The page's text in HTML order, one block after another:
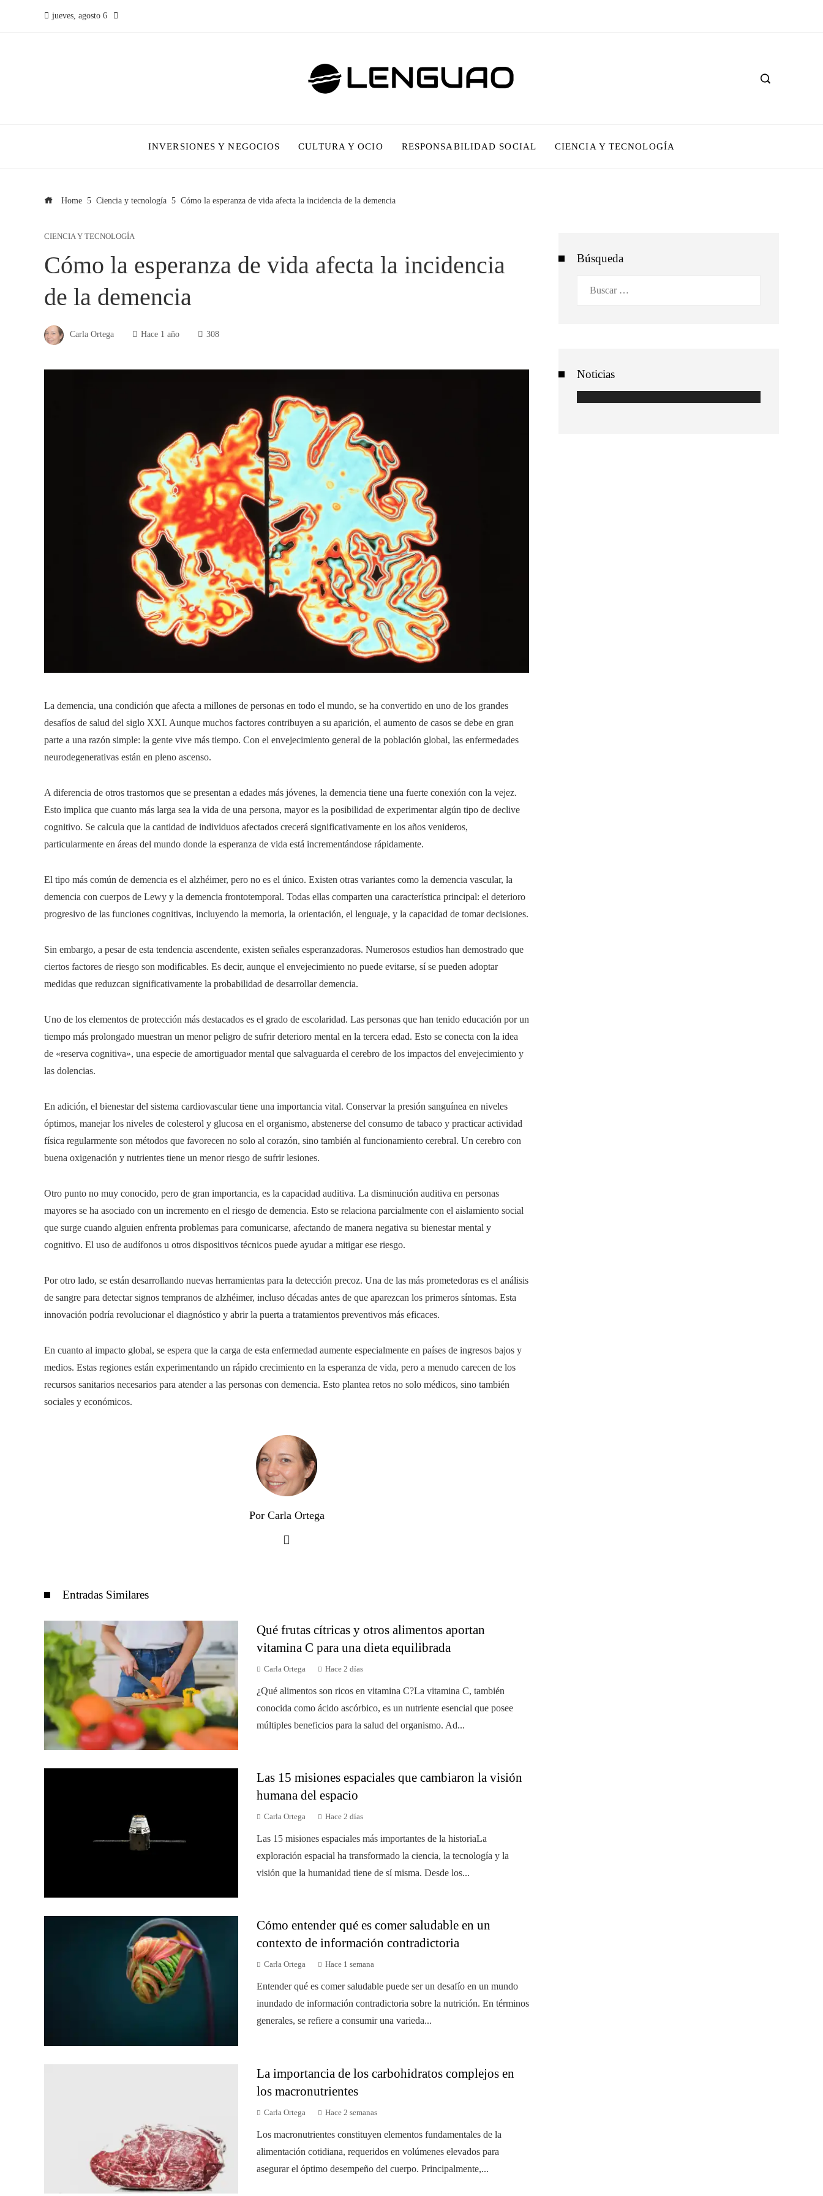
jueves, agosto 6
INVERSIONES Y NEGOCIOS CULTURA Y OCIO RESPONSABILIDAD SOCIAL CIENCIA Y TECNOLOGÍA
Home Ciencia y tecnología Cómo la esperanza de vida afecta la incidencia de la demencia
CIENCIA Y TECNOLOGÍA
Cómo la esperanza de vida afecta la incidencia
de la demencia
Carla Ortega Hace 1 año 308
La demencia, una condición que afecta a millones de personas en todo el mundo, se ha convertido en uno de los grandes
desafíos de salud del siglo XXI. Aunque muchos factores contribuyen a su aparición, el aumento de casos se debe en gran
parte a una razón simple: la gente vive más tiempo. Con el envejecimiento general de la población global, las enfermedades
neurodegenerativas están en pleno ascenso.
A diferencia de otros trastornos que se presentan a edades más jóvenes, la demencia tiene una fuerte conexión con la vejez.
Esto implica que cuanto más larga sea la vida de una persona, mayor es la posibilidad de experimentar algún tipo de declive
cognitivo. Se calcula que la cantidad de individuos afectados crecerá significativamente en los años venideros,
particularmente en áreas del mundo donde la esperanza de vida está incrementándose rápidamente.
El tipo más común de demencia es el alzhéimer, pero no es el único. Existen otras variantes como la demencia vascular, la
demencia con cuerpos de Lewy y la demencia frontotemporal. Todas ellas comparten una característica principal: el deterioro
progresivo de las funciones cognitivas, incluyendo la memoria, la orientación, el lenguaje, y la capacidad de tomar decisiones.
Sin embargo, a pesar de esta tendencia ascendente, existen señales esperanzadoras. Numerosos estudios han demostrado que
ciertos factores de riesgo son modificables. Es decir, aunque el envejecimiento no puede evitarse, sí se pueden adoptar
medidas que reduzcan significativamente la probabilidad de desarrollar demencia.
Uno de los elementos de protección más destacados es el grado de escolaridad. Las personas que han tenido educación por un
tiempo más prolongado muestran un menor peligro de sufrir deterioro mental en la tercera edad. Esto se conecta con la idea
de «reserva cognitiva», una especie de amortiguador mental que salvaguarda el cerebro de los impactos del envejecimiento y
las dolencias.
En adición, el bienestar del sistema cardiovascular tiene una importancia vital. Conservar la presión sanguínea en niveles
óptimos, manejar los niveles de colesterol y glucosa en el organismo, abstenerse del consumo de tabaco y practicar actividad
física regularmente son métodos que favorecen no solo al corazón, sino también al funcionamiento cerebral. Un cerebro con
buena oxigenación y nutrientes tiene un menor riesgo de sufrir lesiones.
Otro punto no muy conocido, pero de gran importancia, es la capacidad auditiva. La disminución auditiva en personas
mayores se ha asociado con un incremento en el riesgo de demencia. Esto se relaciona parcialmente con el aislamiento social
que surge cuando alguien enfrenta problemas para comunicarse, afectando de manera negativa su bienestar mental y
cognitivo. El uso de audífonos u otros dispositivos técnicos puede ayudar a mitigar ese riesgo.
Por otro lado, se están desarrollando nuevas herramientas para la detección precoz. Una de las más prometedoras es el análisis
de sangre para detectar signos tempranos de alzhéimer, incluso décadas antes de que aparezcan los primeros síntomas. Esta
innovación podría revolucionar el diagnóstico y abrir la puerta a tratamientos preventivos más eficaces.
En cuanto al impacto global, se espera que la carga de esta enfermedad aumente especialmente en países de ingresos bajos y
medios. Estas regiones están experimentando un rápido crecimiento en la esperanza de vida, pero a menudo carecen de los
recursos sanitarios necesarios para atender a las personas con demencia. Esto plantea retos no solo médicos, sino también
sociales y económicos.
Por Carla Ortega
Entradas Similares
Qué frutas cítricas y otros alimentos aportan
vitamina C para una dieta equilibrada
Carla Ortega Hace 2 días
¿Qué alimentos son ricos en vitamina C?La vitamina C, también
conocida como ácido ascórbico, es un nutriente esencial que posee
múltiples beneficios para la salud del organismo. Ad...
Las 15 misiones espaciales que cambiaron la visión
humana del espacio
Carla Ortega Hace 2 días
Las 15 misiones espaciales más importantes de la historiaLa
exploración espacial ha transformado la ciencia, la tecnología y la
visión que la humanidad tiene de sí misma. Desde los...
Cómo entender qué es comer saludable en un
contexto de información contradictoria
Carla Ortega Hace 1 semana
Entender qué es comer saludable puede ser un desafío en un mundo
inundado de información contradictoria sobre la nutrición. En términos
generales, se refiere a consumir una varieda...
La importancia de los carbohidratos complejos en
los macronutrientes
Carla Ortega Hace 2 semanas
Los macronutrientes constituyen elementos fundamentales de la
alimentación cotidiana, requeridos en volúmenes elevados para
asegurar el óptimo desempeño del cuerpo. Principalmente,...
Búsqueda
Noticias